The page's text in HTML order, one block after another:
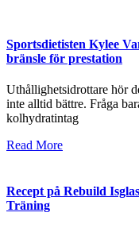
Sportsdietisten Kylee
bränsle för prestation
Uthållighetsidrottare hör
inte alltid bättre. Fråga
kolhydratintag
Read More
Recept på Rebuild
Träning